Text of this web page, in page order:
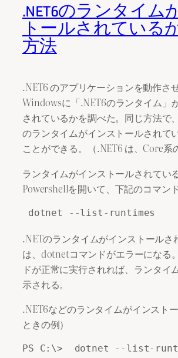
.NET6のランタイム
トールされている
方法
.NET6 のアプリケーションを動作さ
Windowsに「.NET6のランタイム」
されているかを調べた。同じ方法で
のランタイムがインストールされて
ことができる。（.NET6 は、Core系
ランタイムがインストールされてい
Powershellを開いて、下記のコマン
dotnet --list-runtimes
.NETのランタイムがインストールさ
は、dotnetコマンドがエラーになる
ドが正常に実行されれば、ランタイ
示される。
.NET6などのランタイムがインスト
ときの例）
PS C:\>  dotnet --list-